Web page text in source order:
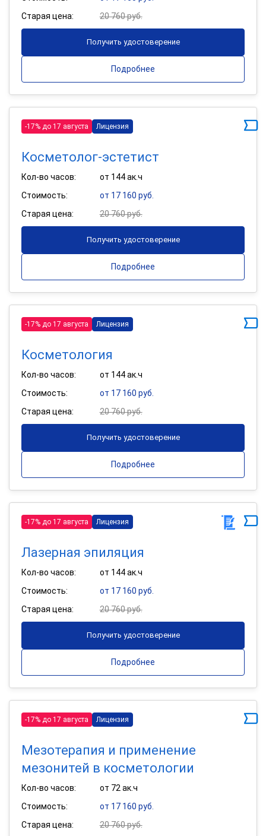
Старая цена:
20 760 руб.
Получить удостоверение
Подробнее
-17% до 17 августа Лицензия
Косметолог-эстетист
Кол-во часов:
от 144 ак.ч
Стоимость:
от 17 160 руб.
Старая цена:
20 760 руб.
Получить удостоверение
Подробнее
-17% до 17 августа Лицензия
Косметология
Кол-во часов:
от 144 ак.ч
Стоимость:
от 17 160 руб.
Старая цена:
20 760 руб.
Получить удостоверение
Подробнее
-17% до 17 августа Лицензия
Лазерная эпиляция
Кол-во часов:
от 144 ак.ч
Стоимость:
от 17 160 руб.
Старая цена:
20 760 руб.
Получить удостоверение
Подробнее
-17% до 17 августа Лицензия
Мезотерапия и применение
мезонитей в косметологии
Кол-во часов:
от 72 ак.ч
Стоимость:
от 17 160 руб.
Старая цена:
20 760 руб.